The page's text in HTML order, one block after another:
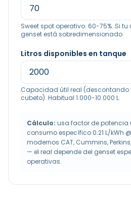
Sweet spot operativo: 60-75%. Si
genset está sobredimensionado.
Litros disponibles en tanque
Capacidad útil real (descontando
cubeto). Habitual 1.000-10.000 L.
Cálculo: usa factor de potencia
consumo específico 0.21 L/kWh
modernos CAT, Cummins,
— el real depende del genset
operativas.